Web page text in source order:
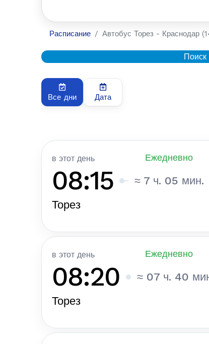
Расписание Автобус Торез - Краснодар
Все дни Дата
в этот день Ежедневно
08:15 ≈ 7 ч. 05 мин.
Торез
в этот день Ежедневно
08:20 ≈ 07 ч. 40
Торез